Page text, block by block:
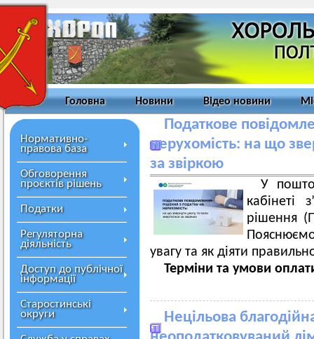
Головна Новини Відео новини
Нормативно-
правова база
Обговорення
проєктів рішень
Податки
Регуляторна
діяльність
Доступ до публічної
інформації
Старостинські
округи
Податкове
нерухомість: на що
за звіркою
У
кабінеті
рішення
увагу та як діяти
Терміни та умови
Нецільова